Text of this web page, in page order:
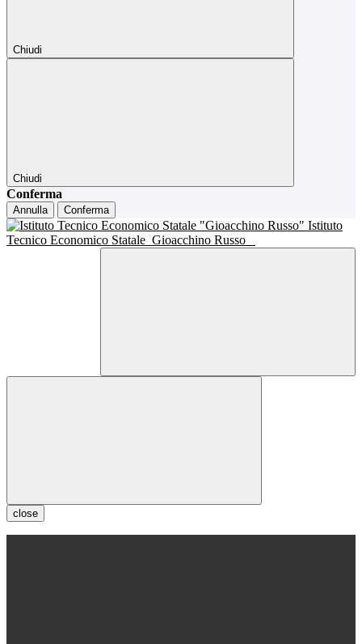
Chiudi
Chiudi
Conferma
Annulla Conferma
Istituto
Tecnico Economico Statale Gioacchino Russo
close